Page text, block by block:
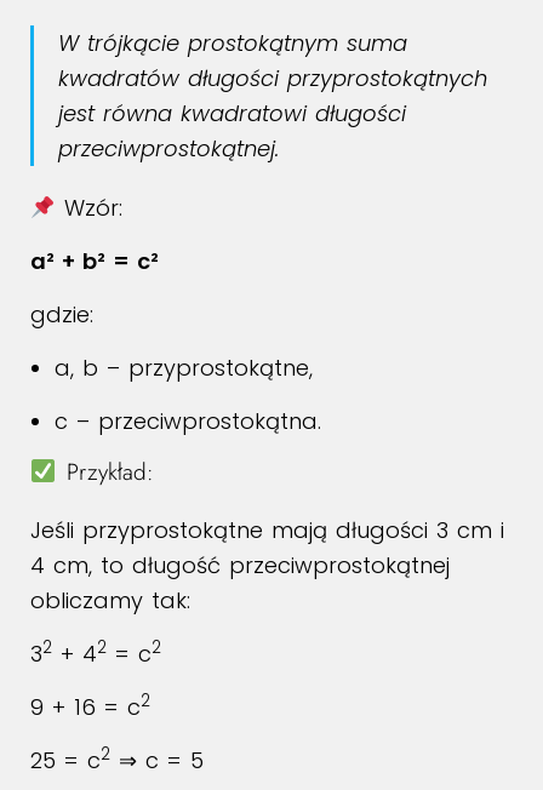
W trójkącie prostokątnym suma
kwadratów długości przyprostokątnych
jest równa kwadratowi długości
przeciwprostokątnej.
Wzór:
a² + b² = c²
gdzie:
a, b – przyprostokątne,
c – przeciwprostokątna.
Przykład:
Jeśli przyprostokątne mają długości 3 cm i
4 cm, to długość przeciwprostokątnej
obliczamy tak:
32 + 42 = c2
9 + 16 = c2
25 = c2 ⇒ c = 5